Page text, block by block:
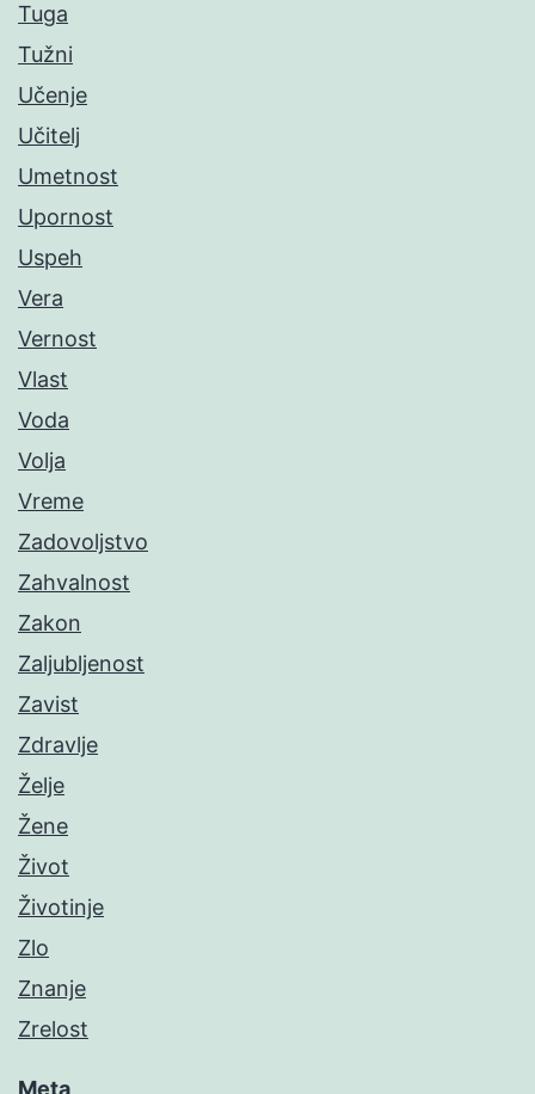
Tuga
Tužni
Učenje
Učitelj
Umetnost
Upornost
Uspeh
Vera
Vernost
Vlast
Voda
Volja
Vreme
Zadovoljstvo
Zahvalnost
Zakon
Zaljubljenost
Zavist
Zdravlje
Želje
Žene
Život
Životinje
Zlo
Znanje
Zrelost